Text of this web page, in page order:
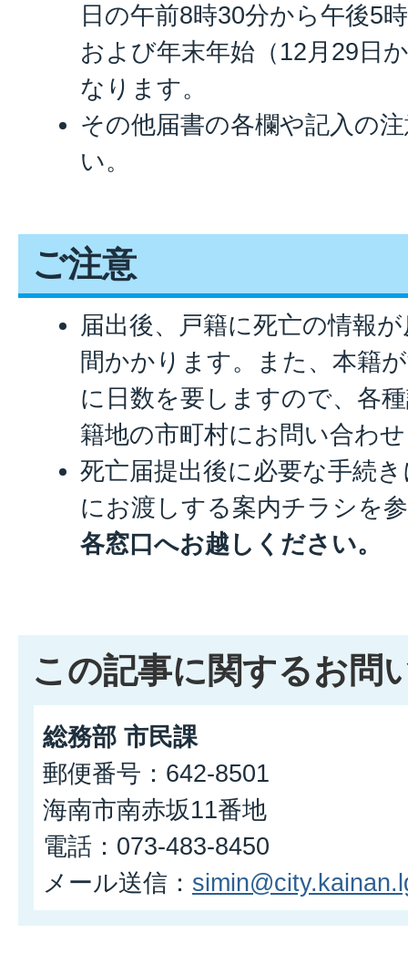
日の午前8時30分から午後5
および年末年始（12月29日
なります。
その他届書の各欄や記入の
い。
ご注意
届出後、戸籍に死亡の情報
間かかります。また、本籍
に日数を要しますので、各
籍地の市町村にお問い合わ
死亡届提出後に必要な手続
にお渡しする案内チラシを
各窓口へお越しください。
この記事に関するお問
総務部 市民課
郵便番号：642-8501
海南市南赤坂11番地
電話：073-483-8450
メール送信：